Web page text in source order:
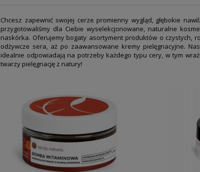
Chcesz zapewnić swojej cerze promienny wygląd, głębokie
przygotowaliśmy dla Ciebie wyselekcjonowane, naturalne
naskórka. Oferujemy bogaty asortyment produktów o czystych,
odżywcze sera, aż po zaawansowane kremy pielęgnacyjne.
idealnie odpowiadają na potrzeby każdego typu cery, w tym
twarzy pielęgnację z natury!